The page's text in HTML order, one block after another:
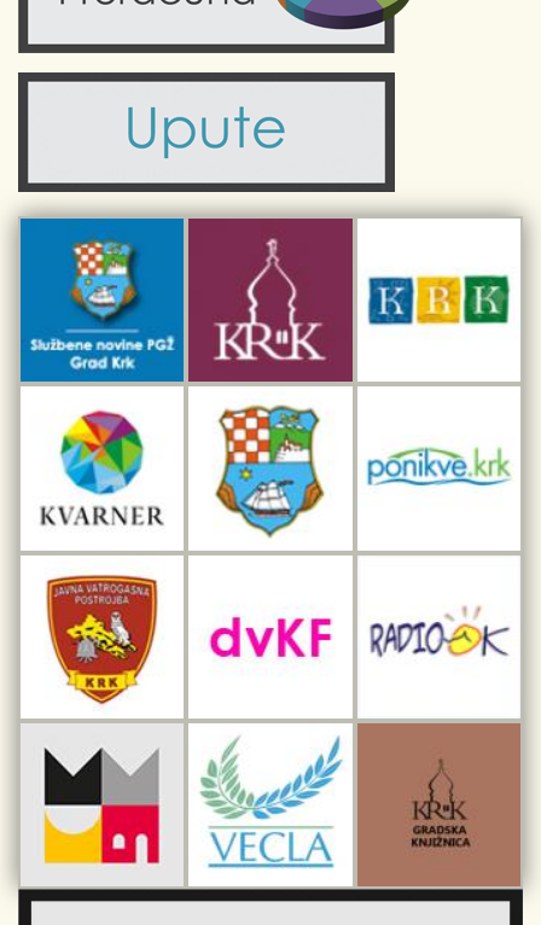
Komunalne usluge
Civilni sektor (arhiva udruga)
Sport i rekreacija
Turistička zajednica otoka Krka
Kulturno-turistička ruta Putovima Frankopana
Dar iz Krka
Interpretacijski centar pomorske baštine